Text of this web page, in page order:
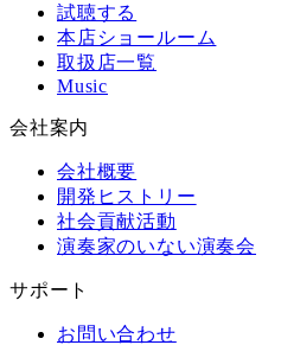
試聴する
本店ショールーム
取扱店一覧
Music
会社案内
会社概要
開発ヒストリー
社会貢献活動
演奏家のいない演奏会
サポート
お問い合わせ